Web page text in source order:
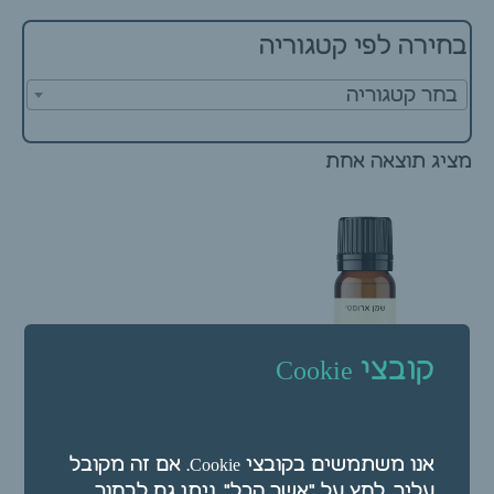
בחירה לפי קטגוריה
בחר קטגוריה
מציג תוצאה אחת
מרווה מרושתת 10 מ"ל
קובצי Cookie
אנו משתמשים בקובצי Cookie. אם זה מקובל